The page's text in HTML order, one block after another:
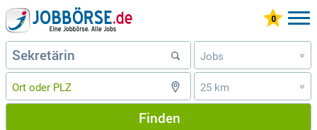
Jobs »
25 km »
Finden